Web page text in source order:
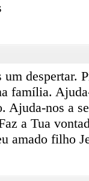
despertar.
família.
Ajuda-nos a
a Tua
amado filho